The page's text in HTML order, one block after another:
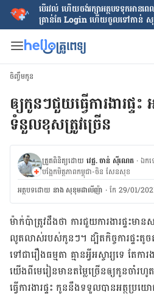
បើរវល់ ហើយចង់​រក្សាអត្ថបទទុកអានព
គ្រាន់តែ​ Login ហើយចូលទៅកាន់ សុ
ចិញ្ចឹមកូន
ឲ្យកូនៗជួយធ្វើការងារផ្ទ
ទំនួលខុសត្រូវច្រើន
ត្រួតពិនិត្យដោយ វេជ្ជ. ចាន់ ស៊ីណេត ·ឯក
បង្អែកមិត្តភាពកម្ពុជា-ចិន សែនសុខ
អត្ថបទ​ដោយ នាង សុខុមដាលីញ៉ា ·កែ 29/01/
ម៉ាក់​ប៉ា​ត្រូវ​ដឹង​ថា ការ​ជួយ​ការងារ​ផ្ទះ​ម
លូតលាស់​របស់​កូន​ៗ។ ដ្បិត​កិច្ចការ​ផ្ទះ​តូ
ទៅ​ជា​រឿង​ធម្មតា គ្មាន​អ្វី​អស្ចារ្យ​ទេ តែ​ក
យើង​ពី​មេរៀន​មាន​តម្លៃ​ច្រើន​ឲ្យ​កូន​ច
ធ្វើ​ការងារ​ផ្ទះ កូន​នឹង​ទទួល​បាន​អត្ថប្រ